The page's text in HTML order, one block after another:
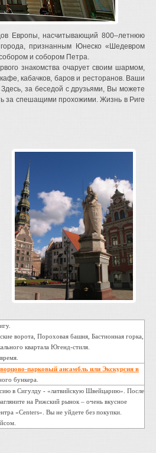
Европы, насчитывающий 800–летнюю
признанным Юнеско «Шедевром
и собором Петра.
знакомства очарует своим шармом,
кабачков, баров и ресторанов. Ваши
за беседой с друзьями, Вы можете
за спешащими прохожими. Жизнь в Риге
ворота, Пороховая башня, Бастионная горка,
квартала Югенд-стиля.
парковый ансамбль или Экскурсия в
бункера.
в Сигулду - «латвийскую Швейцарию». После
на Рижский рынок – очень вкусное
«Centers». Вы не уйдете без покупки.